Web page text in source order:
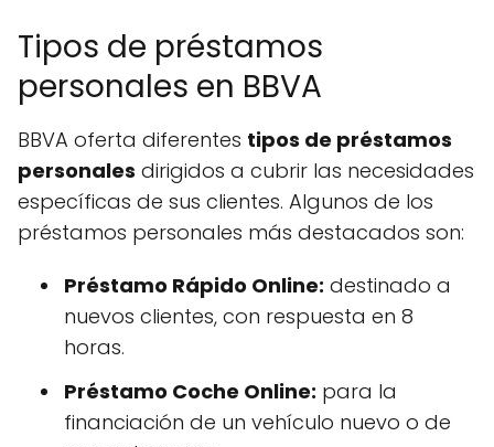
Tipos de préstamos
personales en BBVA
BBVA oferta diferentes tipos de préstamos
personales dirigidos a cubrir las necesidades
específicas de sus clientes. Algunos de los
préstamos personales más destacados son:
Préstamo Rápido Online: destinado a
nuevos clientes, con respuesta en 8
horas.
Préstamo Coche Online: para la
financiación de un vehículo nuevo o de